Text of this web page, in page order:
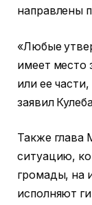
направлены
«Любые
имеет место
или ее
заявил
Также глава
ситуацию,
громады, на
исполняют